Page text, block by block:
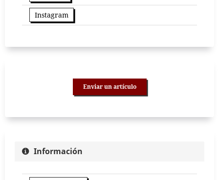
Instagram
Enviar un artículo
Información